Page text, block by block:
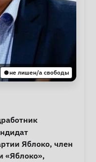
не лишен/а свободы
Яблоко, член
«Яблоко»,